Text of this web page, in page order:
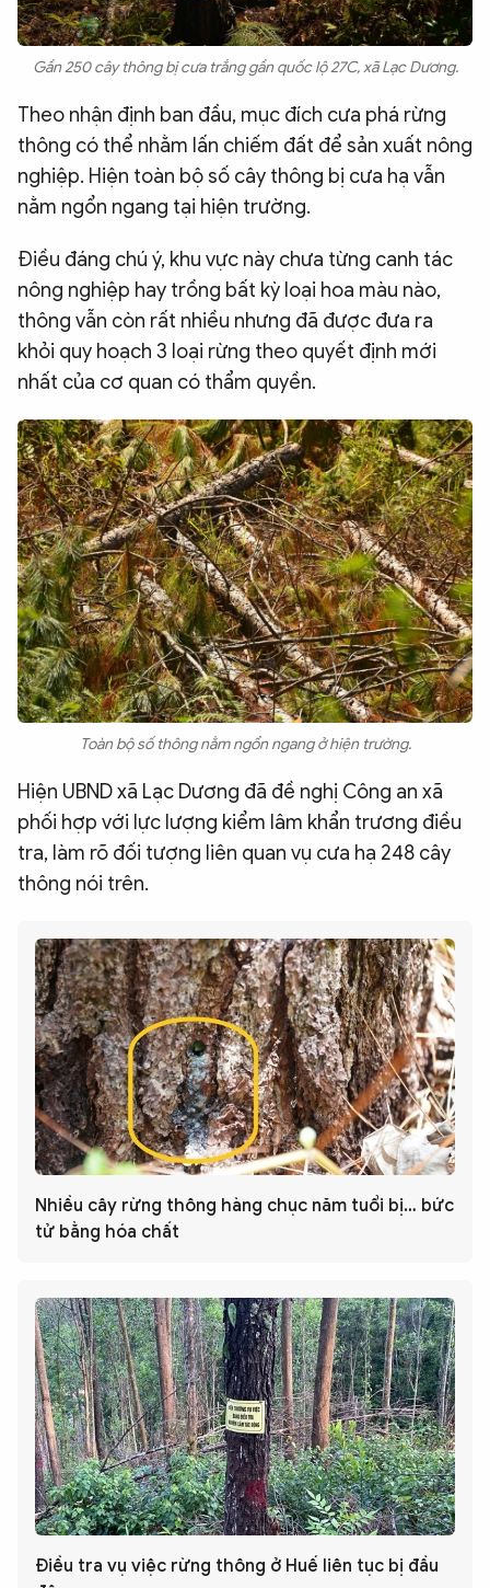
Gần 250 cây thông bị cưa trắng gần quốc lộ 27C, xã Lạc Dương.
Theo nhận định ban đầu, mục đích cưa phá rừng
thông có thể nhằm lấn chiếm đất để sản xuất nông
nghiệp. Hiện toàn bộ số cây thông bị cưa hạ vẫn
nằm ngổn ngang tại hiện trường.
Điều đáng chú ý, khu vực này chưa từng canh tác
nông nghiệp hay trồng bất kỳ loại hoa màu nào,
thông vẫn còn rất nhiều nhưng đã được đưa ra
khỏi quy hoạch 3 loại rừng theo quyết định mới
nhất của cơ quan có thẩm quyền.
Toàn bộ số thông nằm ngổn ngang ở hiện trường.
Hiện UBND xã Lạc Dương đã đề nghị Công an xã
phối hợp với lực lượng kiểm lâm khẩn trương điều
tra, làm rõ đối tượng liên quan vụ cưa hạ 248 cây
thông nói trên.
Nhiều cây rừng thông hàng chục năm tuổi bị… bức
tử bằng hóa chất
Điều tra vụ việc rừng thông ở Huế liên tục bị đầu